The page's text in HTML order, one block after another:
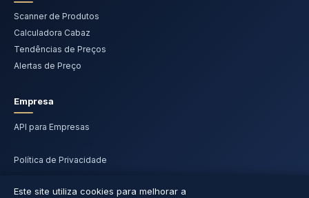
Scanner de Produtos
Calculadora Cabaz
Tendências de Preços
Alertas de Preço
Empresa
API para Empresas
Política de Privacidade
Este site utiliza cookies para melhorar a